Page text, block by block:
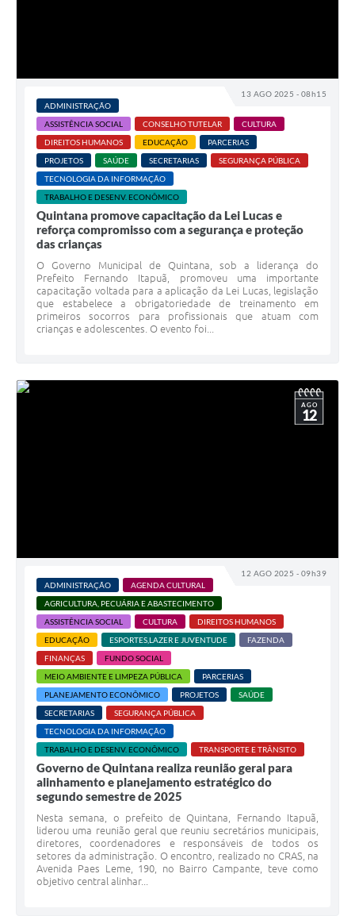
13 AGO 2025 - 08h15
ADMINISTRAÇÃO
ASSISTÊNCIA SOCIAL
CONSELHO TUTELAR
CULTURA
DIREITOS HUMANOS
EDUCAÇÃO
PARCERIAS
PROJETOS
SAÚDE SECRETARIAS
SEGURANÇA PÚBLICA
TECNOLOGIA DA INFORMAÇÃO
TRABALHO E DESENV. ECONÔMICO
Quintana promove capacitação da Lei Lucas e
reforça compromisso com a segurança e proteção
das crianças
O Governo Municipal de Quintana, sob a liderança do
Prefeito Fernando Itapuã, promoveu uma importante
capacitação voltada para a aplicação da Lei Lucas, legislação
que estabelece a obrigatoriedade de treinamento em
primeiros socorros para profissionais que atuam com
crianças e adolescentes. O evento foi...
12 AGO 2025 - 09h39
AGO
12
ADMINISTRAÇÃO
AGENDA CULTURAL
AGRICULTURA, PECUÁRIA E ABASTECIMENTO
ASSISTÊNCIA SOCIAL
CULTURA
DIREITOS HUMANOS
EDUCAÇÃO
ESPORTES,LAZER E JUVENTUDE
FAZENDA
FINANÇAS
FUNDO SOCIAL
MEIO AMBIENTE E LIMPEZA PÚBLICA
PARCERIAS
PLANEJAMENTO ECONÔMICO
PROJETOS
SAÚDE
SECRETARIAS
SEGURANÇA PÚBLICA
TECNOLOGIA DA INFORMAÇÃO
TRABALHO E DESENV. ECONÔMICO
TRANSPORTE E TRÂNSITO
Governo de Quintana realiza reunião geral para
alinhamento e planejamento estratégico do
segundo semestre de 2025
Nesta semana, o prefeito de Quintana, Fernando Itapuã,
liderou uma reunião geral que reuniu secretários municipais,
diretores, coordenadores e responsáveis de todos os
setores da administração. O encontro, realizado no CRAS, na
Avenida Paes Leme, 190, no Bairro Campante, teve como
objetivo central alinhar...